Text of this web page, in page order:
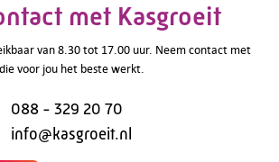
met Kasgroeit
van 8.30 tot 17.00 uur. Neem contact met
voor jou het beste werkt.
088 - 329 20 70
info@kasgroeit.nl